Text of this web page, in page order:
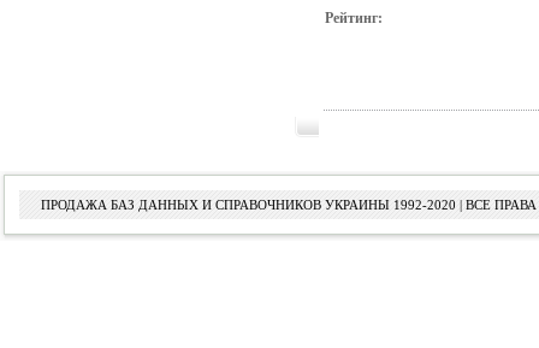
Рейтинг:
ПРОДАЖА БАЗ ДАННЫХ И СПРАВОЧНИКОВ УКРАИНЫ 1992-2020 | ВСЕ